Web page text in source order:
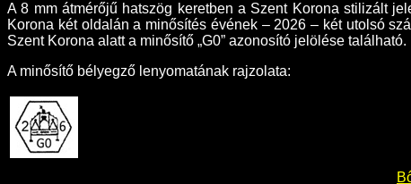
A 8 mm átmérőjű hatszög keretben a Szent Korona stilizált
Korona két oldalán a minősítés évének – 2026 – két utolsó
Szent Korona alatt a minősítő „G0” azonosító jelölése található.
A minősítő bélyegző lenyomatának rajzolata: